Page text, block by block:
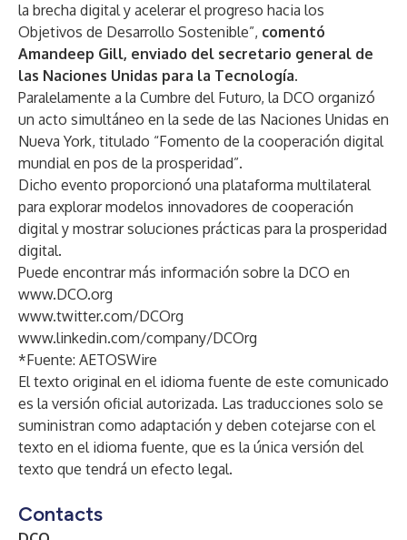
la brecha digital y acelerar el progreso hacia los
Objetivos de Desarrollo Sostenible”, comentó
Amandeep Gill, enviado del secretario general de
las Naciones Unidas para la Tecnología.
Paralelamente a la Cumbre del Futuro, la DCO organizó
un acto simultáneo en la sede de las Naciones Unidas en
Nueva York, titulado “Fomento de la cooperación digital
mundial en pos de la prosperidad”.
Dicho evento proporcionó una plataforma multilateral
para explorar modelos innovadores de cooperación
digital y mostrar soluciones prácticas para la prosperidad
digital.
Puede encontrar más información sobre la DCO en
www.DCO.org
www.twitter.com/DCOrg
www.linkedin.com/company/DCOrg
*Fuente: AETOSWire
El texto original en el idioma fuente de este comunicado
es la versión oficial autorizada. Las traducciones solo se
suministran como adaptación y deben cotejarse con el
texto en el idioma fuente, que es la única versión del
texto que tendrá un efecto legal.
Contacts